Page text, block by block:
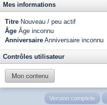
Mes informations
Titre Nouveau / peu actif
Âge Âge inconnu
Anniversaire Anniversaire inconnu
Contrôles utilisateur
Mon contenu
Version complète